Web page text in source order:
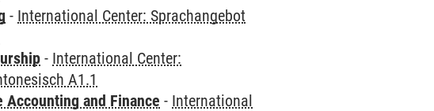
- International Center: Sprachangebot
- International Center:
A1.1
and Finance - International